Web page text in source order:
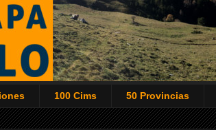
100 Cims 50 Provincias